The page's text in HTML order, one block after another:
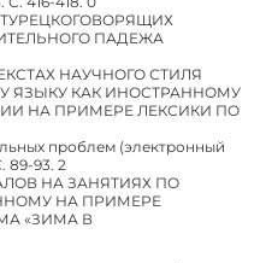
ПАДЕЖА
НАУЧНОГО СТИЛЯ
ЯЗЫКУ КАК ИНОСТРАННОМУ
НА ПРИМЕРЕ ЛЕКСИКИ ПО
проблем (электронный
89-93. 2
НА ЗАНЯТИЯХ ПО
НА ПРИМЕРЕ
«ЗИМА В